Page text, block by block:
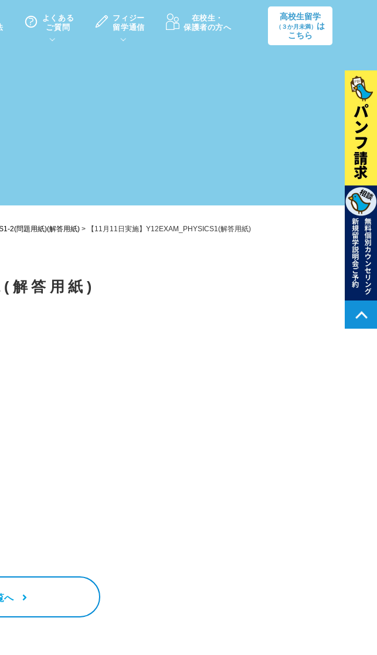
よくある
ご質問
フィジー
留学通信
在校生・
保護者の方へ
高校生留学
（３か月未満）
は
こちら
2(問題用紙)(解答用紙) > 【11月11日実施】Y12EXAM_PHYSICS1(解答用紙)
答用紙)
へ